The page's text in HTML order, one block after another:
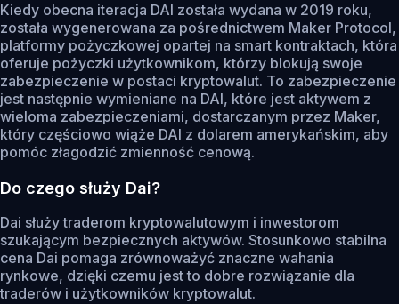
Kiedy obecna iteracja DAI została wydana w 2019 roku,
została wygenerowana za pośrednictwem Maker Protocol,
platformy pożyczkowej opartej na smart kontraktach, która
oferuje pożyczki użytkownikom, którzy blokują swoje
zabezpieczenie w postaci kryptowalut. To zabezpieczenie
jest następnie wymieniane na DAI, które jest aktywem z
wieloma zabezpieczeniami, dostarczanym przez Maker,
który częściowo wiąże DAI z dolarem amerykańskim, aby
pomóc złagodzić zmienność cenową.
Do czego służy Dai?
Dai służy traderom kryptowalutowym i inwestorom
szukającym bezpiecznych aktywów. Stosunkowo stabilna
cena Dai pomaga zrównoważyć znaczne wahania
rynkowe, dzięki czemu jest to dobre rozwiązanie dla
traderów i użytkowników kryptowalut.